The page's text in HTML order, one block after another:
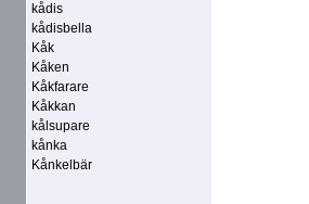
kådis
kådisbella
Kåk
Kåken
Kåkfarare
Kåkkan
kålsupare
kånka
Kånkelbär